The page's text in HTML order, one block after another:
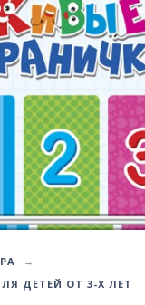
ДЕТЕЙ ОТ 3-Х ЛЕТ